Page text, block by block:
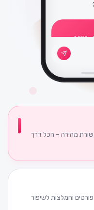
התשלום הבא: 1 ביולי, ₪4,200.
מהירה – הכל דרך
והמלצות לשיפור